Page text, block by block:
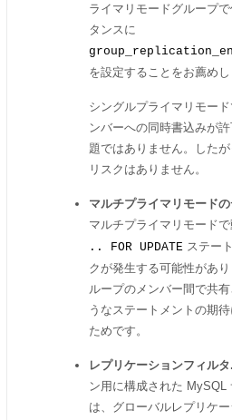
ライマリモードグループ
タンスに
を設定することをお薦めし
シングルプライマリモー
ンバーへの同時書込みが
題ではありません。した
リスクはありません。
マルチプライマリモード
マルチプライマリモードで
.. FOR UPDATE ステー
クが発生する可能性があ
ループのメンバー間で共
うなステートメントの期
ためです。
レプリケーションフィルタ.
ン用に構成された
は、グローバルレプリケ